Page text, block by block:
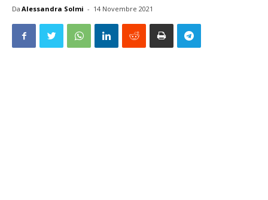
Da Alessandra Solmi - 14 Novembre 2021